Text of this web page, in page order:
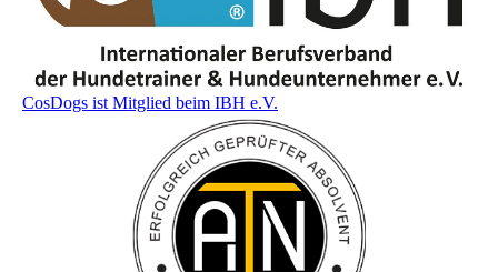
CosDogs ist Mitglied beim IBH e.V.